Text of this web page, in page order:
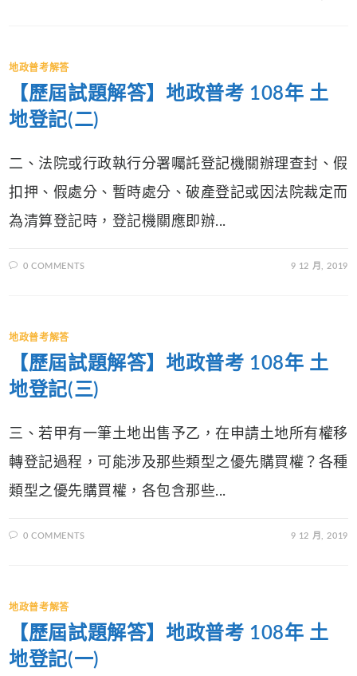
地政普考解答
【歷屆試題解答】地政普考 108年 土
地登記(二)
二、法院或行政執行分署囑託登記機關辦理查封、假
扣押、假處分、暫時處分、破產登記或因法院裁定而
為清算登記時，登記機關應即辦...
0 COMMENTS 9 12 月, 2019
地政普考解答
【歷屆試題解答】地政普考 108年 土
地登記(三)
三、若甲有一筆土地出售予乙，在申請土地所有權移
轉登記過程，可能涉及那些類型之優先購買權？各種
類型之優先購買權，各包含那些...
0 COMMENTS 9 12 月, 2019
地政普考解答
【歷屆試題解答】地政普考 108年 土
地登記(一)